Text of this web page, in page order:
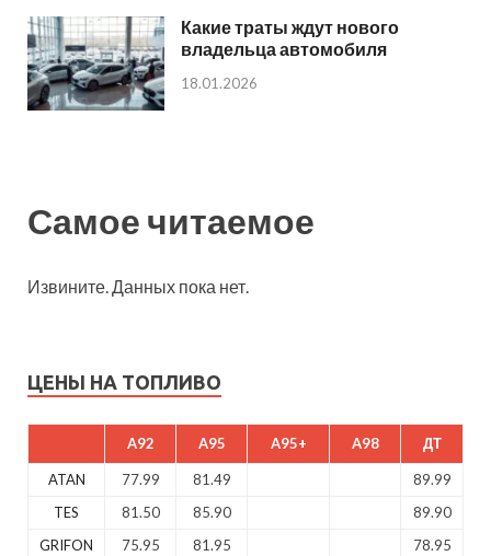
Какие траты ждут нового
владельца автомобиля
18.01.2026
Самое читаемое
Извините. Данных пока нет.
ЦЕНЫ НА ТОПЛИВО
A92 A95 A95+ A98 ДТ
ATAN 77.99 81.49
89.99
TES
81.50 85.90
89.90
GRIFON
75.95 81.95 78.95